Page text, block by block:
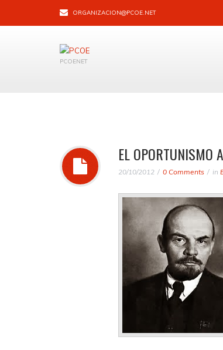
ORGANIZACION@PCOE.NET
PCOENET
EL OPORTUNISMO
20/10/2012 0 Comments in